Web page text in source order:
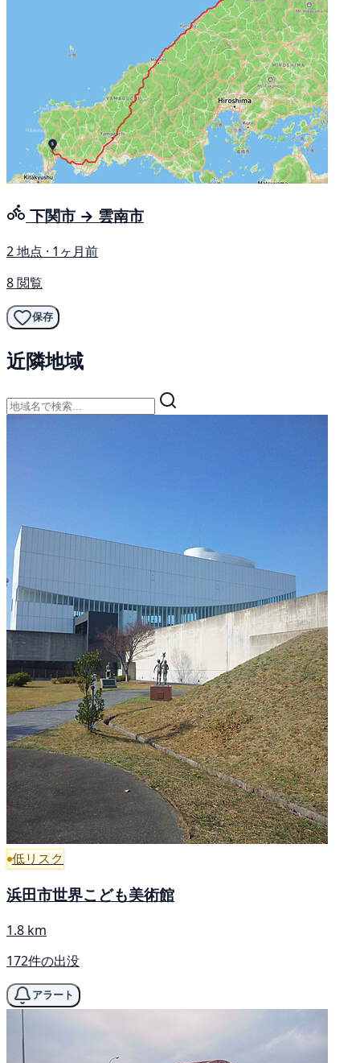
下関市 → 雲南市
2 地点 · 1ヶ月前
8 閲覧
保存
近隣地域
低リスク
浜田市世界こども美術館
1.8 km
172件の出没
アラート